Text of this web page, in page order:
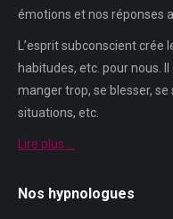
émotions et nos réponses
L’esprit subconscient
habitudes, etc. pour nous.
manger trop, se blesser,
situations, etc.
Lire plus …
Nos hypnologues